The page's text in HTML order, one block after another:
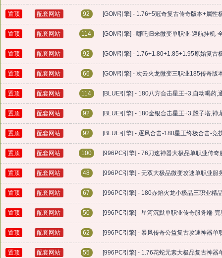
置顶 配套网站 92 [GOM引擎] - 1.76+5冠奇复古传奇版本+属
置顶 配套网站 114 [GOM引擎] - 哪吒归来微变单职业-巡航挂机-
置顶 配套网站 92 [GOM引擎] - 1.76+1.80+1.85+1.95原始复
置顶 配套网站 66 [GOM引擎] - 次云火龙微变三职业185传奇
置顶 配套网站 114 [BLUE引擎] - 180八方合击星王+3,自动喝药
置顶 配套网站 92 [BLUE引擎] - 180金银合击星王+3,骰子塔,神
置顶 配套网站 92 [BLUE引擎] - 逐风合击-180星王终极合击-
置顶 配套网站 100 [996PC引擎] - 76刀速神器大极品单职业传
置顶 配套网站 48 [996PC引擎] - 无双大极品微变攻速单职业服
置顶 配套网站 67 [996PC引擎] - 180赤焰火龙小极品三职业
置顶 配套网站 50 [996PC引擎] - 星河沉默单职业传奇服务端-
置顶 配套网站 62 [996PC引擎] - 暴风传奇公益复古攻速神器
置顶 配套网站 55 [996PC引擎] - 1.76花蛇元素大极品复古神